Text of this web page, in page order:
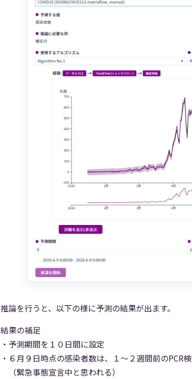
推論を行うと、以下の様に予測の結果が出ます。
結果の補足
・予測期間を１０日間に設定
・６月９日時点の感染者数は、１～２週間前のPCR
（緊急事態宣言中と思われる）